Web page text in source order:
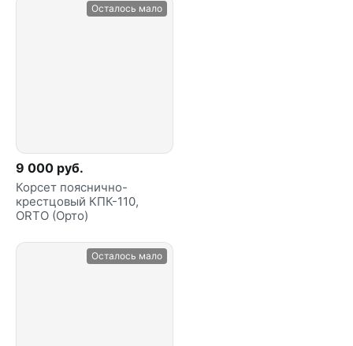
Осталось мало
9 000 руб.
Корсет пояснично-
крестцовый КПК-110,
ORTO (Орто)
Осталось мало